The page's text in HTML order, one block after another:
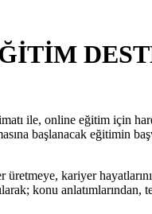
ile, online eğitim için
başlanacak eğitimin
kariyer
konu